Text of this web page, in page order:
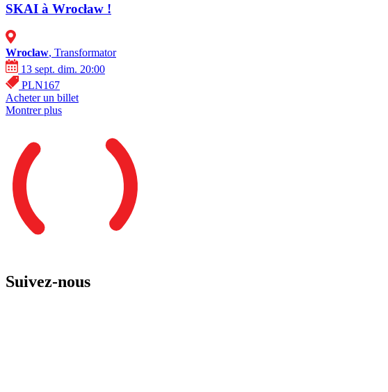
SKAI à Wrocław !
Wroclaw, Transformator
13 sept. dim. 20:00
PLN167
Acheter un billet
Montrer plus
Suivez-nous